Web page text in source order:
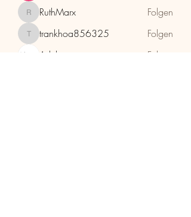
RuthMarx
RuthMarx Folgen
trankhoa856325
trankhoa856325
Folgen
Adultscare
Folgen